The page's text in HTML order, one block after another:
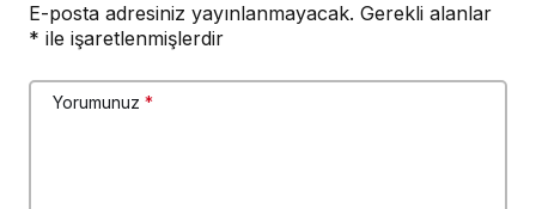
E-posta adresiniz yayınlanmayacak. Gerekli alanlar
* ile işaretlenmişlerdir
Yorumunuz *